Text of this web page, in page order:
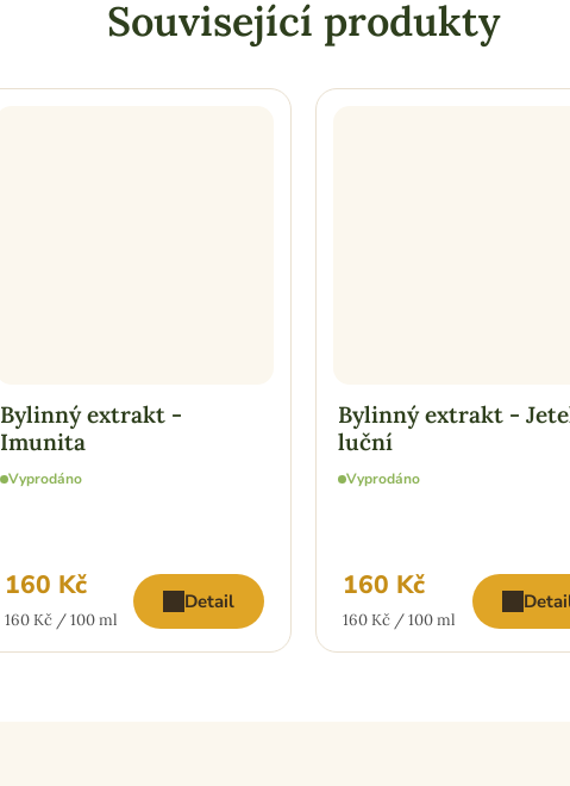
Související produkty
Bylinný extrakt -
Imunita
Vyprodáno
160 Kč
Měrná
160 Kč / 100 ml
Detail
Bylinný extrakt -
luční
Vyprodáno
160 Kč
Měrná
160 Kč / 100 ml